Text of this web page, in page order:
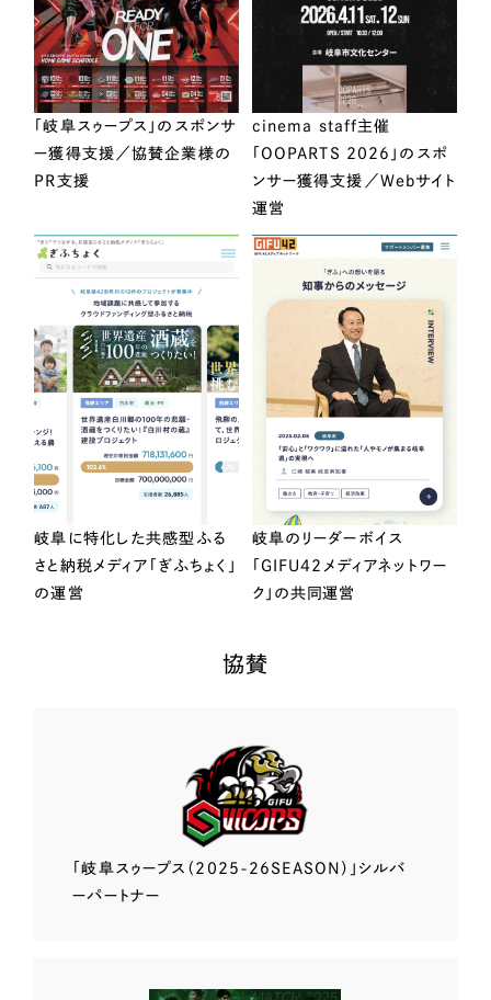
「岐阜スゥープス」のスポンサ
ー獲得支援／協賛企業様の
PR支援
cinema staff主催
「OOPARTS 2026」のスポ
ンサー獲得支援／Webサイト
運営
岐阜に特化した共感型ふる
さと納税メディア「ぎふちょく」
の運営
岐阜のリーダーボイス
「GIFU42メディアネットワー
ク」の共同運営
協賛
「岐阜スゥープス （2025-26SEASON）」 シルバ
ーパートナー